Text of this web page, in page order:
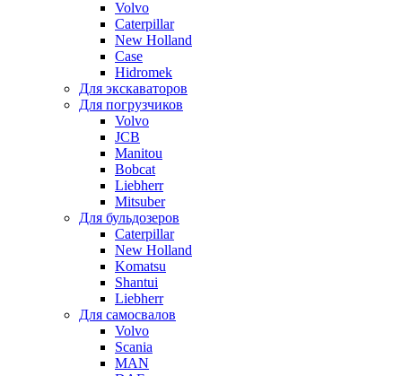
Volvo
Caterpillar
New Holland
Case
Hidromek
Для экскаваторов
Для погрузчиков
Volvo
JCB
Manitou
Bobcat
Liebherr
Mitsuber
Для бульдозеров
Caterpillar
New Holland
Komatsu
Shantui
Liebherr
Для самосвалов
Volvo
Scania
MAN